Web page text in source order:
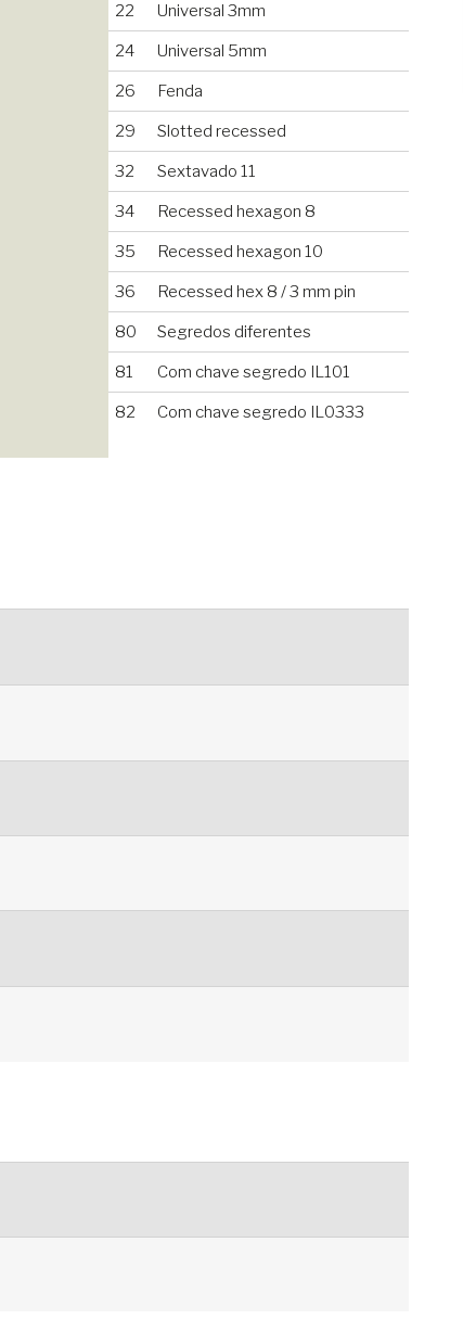
22 Universal 3mm
24 Universal 5mm
26 Fenda
29 Slotted recessed
32 Sextavado 11
34 Recessed hexagon 8
35 Recessed hexagon 10
36 Recessed hex 8 / 3 mm pin
80 Segredos diferentes
81 Com chave segredo IL101
82 Com chave segredo IL0333